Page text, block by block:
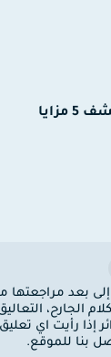
تحديث One UI 7: اكتشف 5 مزايا
بعد مراجعتها من
الجارح،
رأيت اي تعليق
للموقع.